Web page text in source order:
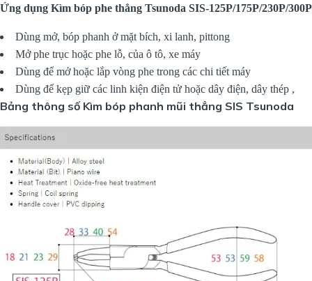
Ứng dụng Kìm bóp phe thẳng Tsunoda SIS-125P/175P/230P/300P
Dùng mở, bóp phanh ở mặt bích, xi lanh, pittong
Mở phe trục hoặc phe lỗ, của ô tô, xe máy
Dùng để mở hoặc lắp vòng phe trong các chi tiết máy
Dùng để kẹp giữ các linh kiện điện tử hoặc dây điện, dây thép ,
Bảng thông số Kìm bóp phanh mũi thẳng SIS Tsunoda